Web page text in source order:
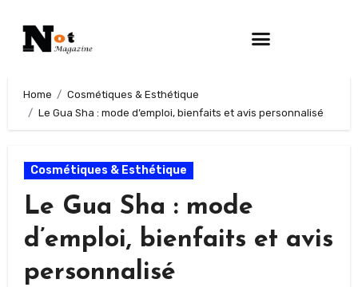
Home
Cosmétiques & Esthétique
Le Gua Sha : mode d’emploi, bienfaits et avis personnalisé
Cosmétiques & Esthétique
Le Gua Sha : mode
d’emploi, bienfaits et avis
personnalisé